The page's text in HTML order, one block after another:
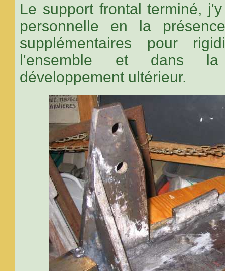
Le support frontal terminé,
personnelle en la
supplémentaires pour
l'ensemble et dans la
développement ultérieur.